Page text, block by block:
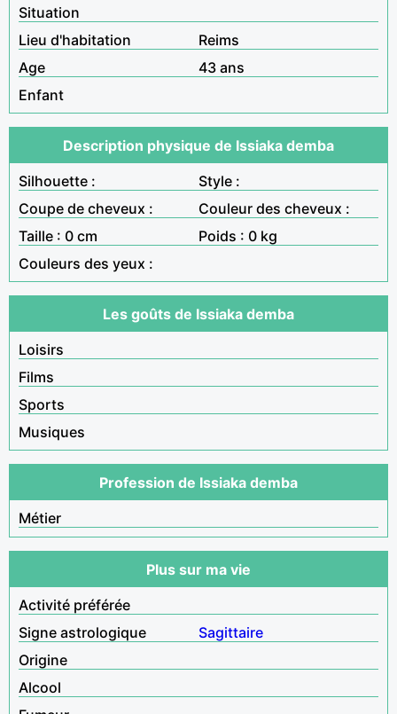
Situation
Lieu d'habitation
Reims
Age
43 ans
Enfant
Description physique de Issiaka demba
Silhouette :
Style :
Coupe de cheveux :
Couleur des cheveux :
Taille : 0 cm
Poids : 0 kg
Couleurs des yeux :
Les goûts de Issiaka demba
Loisirs
Films
Sports
Musiques
Profession de Issiaka demba
Métier
Plus sur ma vie
Activité préférée
Signe astrologique
Sagittaire
Origine
Alcool